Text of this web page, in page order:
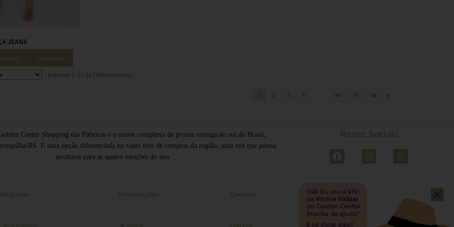
JEANS
Comparar
Exibindo 1–12 de 1169 resultados
1 2 3 4 96 97 98
Center Shopping das Fábricas é o maior complexo de pronta entrega do sul do Brasil,
RS. É uma opção diferenciada no vasto mix de compras da região, uma vez que possui
produtos para as quatro estações do ano.
Redes Sociais
Informações Contato